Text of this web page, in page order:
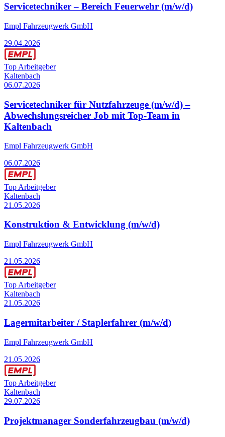
Servicetechniker – Bereich Feuerwehr (m/w/d)
Empl Fahrzeugwerk GmbH
29.04.2026
Top Arbeitgeber
Kaltenbach
06.07.2026
Servicetechniker für Nutzfahrzeuge (m/w/d) –
Abwechslungsreicher Job mit Top-Team in
Kaltenbach
Empl Fahrzeugwerk GmbH
06.07.2026
Top Arbeitgeber
Kaltenbach
21.05.2026
Konstruktion & Entwicklung (m/w/d)
Empl Fahrzeugwerk GmbH
21.05.2026
Top Arbeitgeber
Kaltenbach
21.05.2026
Lagermitarbeiter / Staplerfahrer (m/w/d)
Empl Fahrzeugwerk GmbH
21.05.2026
Top Arbeitgeber
Kaltenbach
29.07.2026
Projektmanager Sonderfahrzeugbau (m/w/d)